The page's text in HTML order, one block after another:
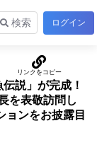
検索 ログイン
説」が完成！
を表敬訪問し
ョンをお披露目